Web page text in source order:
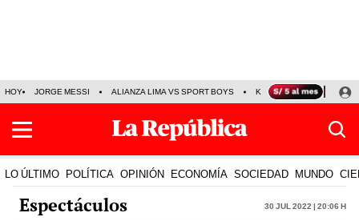
HOY JORGE MESSI ALIANZA LIMA VS SPORT BOYS KENJI FUJIMORI
LO ÚLTIMO POLÍTICA OPINIÓN ECONOMÍA SOCIEDAD MUNDO
Espectáculos 30 Jul 2022 | 20:06 h